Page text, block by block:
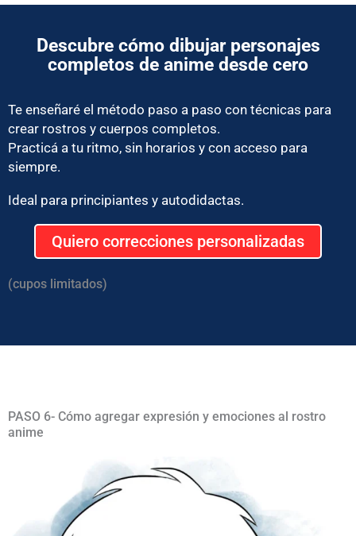
Descubre cómo dibujar personajes
completos de anime desde cero
Te enseñaré el método paso a paso con técnicas para
crear rostros y cuerpos completos.
Practicá a tu ritmo, sin horarios y con acceso para
siempre.
Ideal para principiantes y autodidactas.
Quiero correcciones personalizadas
(cupos limitados)
PASO 6- Cómo agregar expresión y emociones al rostro
anime